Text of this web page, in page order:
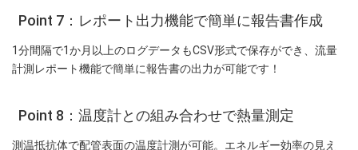
Point 7：レポート出力機能で簡単に報告書作成
1分間隔で1か月以上のログデータもCSV形式で保存ができ、流量
計測レポート機能で簡単に報告書の出力が可能です！
Point 8：温度計との組み合わせで熱量測定
測温抵抗体で配管表面の温度計測が可能。エネルギー効率の見え